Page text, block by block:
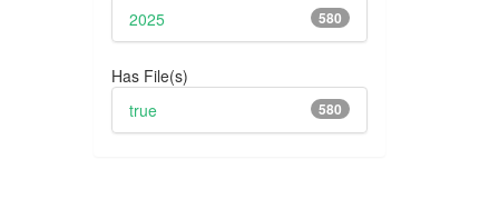
580
2025
Has File(s)
580
true